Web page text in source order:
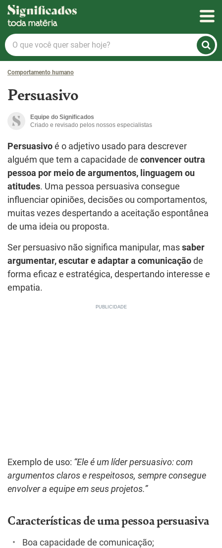
Significados
O
que
você
quer
hoje?
Comportamento humano
Persuasivo
Equipe do Significados
Criado e revisado pelos nossos especialistas
Persuasivo é o adjetivo usado para descrever
alguém que tem a capacidade de convencer outra
pessoa por meio de argumentos, linguagem ou
atitudes. Uma pessoa persuasiva consegue
influenciar opiniões, decisões ou comportamentos,
muitas vezes despertando a aceitação espontânea
de uma ideia ou proposta.
Ser persuasivo não significa manipular, mas saber
argumentar, escutar e adaptar a comunicação de
forma eficaz e estratégica, despertando interesse e
empatia.
Exemplo de uso: “Ele é um líder persuasivo: com
argumentos claros e respeitosos, sempre consegue
envolver a equipe em seus projetos.”
Características de uma pessoa persuasiva
Boa capacidade de comunicação;